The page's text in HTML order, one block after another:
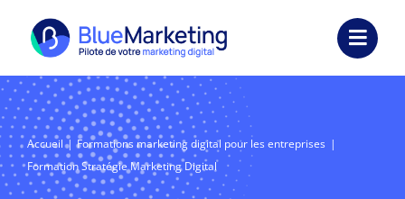
contenu
Expertises
Formations
Externalisation
Accueil
Formations marketing digital pour les entreprises
Formation Stratégie Marketing Digital